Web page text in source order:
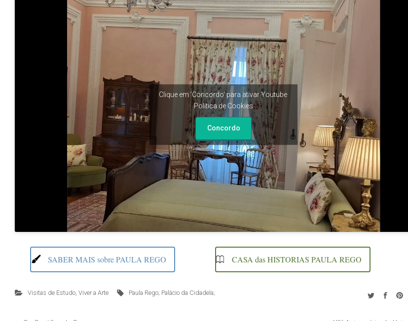
Clique em 'Concordo' para ativar Youtube
Política de Cookies
Concordo
SABER MAIS sobre PAULA REGO CASA das HISTORIAS PAULA REGO
Visitas de Estudo, Viver a Arte Paula Rego; Palácio da Cidadela;